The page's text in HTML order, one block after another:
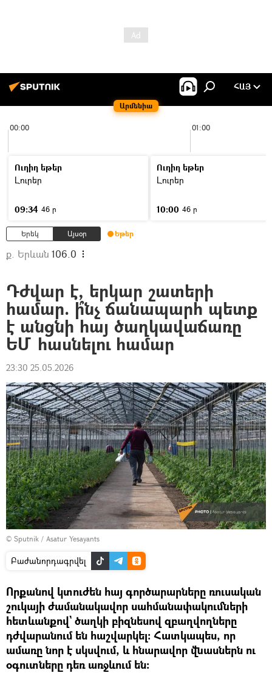
Արմենիա
ՀԱՅ
00:00 01:00
Ուղիղ եթեր
Լուրեր
09:34 46 ր
Ուղիղ եթեր
Լուրեր
10:00 46 ր
Երեկ Այսօր Եթեր
ք. Երևան 106.0
Դժվար է, երկար շատերի
համար. ի՞նչ ճանապարհ պետք
է անցնի հայ ծաղկավաճառը
ԵՄ հասնելու համար
23:30 25.05.2026
© Sputnik / Asatur Yesayants
Բաժանորդագրվել
Որքանով կտուժեն հայ գործարարները ռուսական
շուկայի ժամանակավոր սահմանափակումների
հետևանքով` ծաղկի բիզնեսով զբաղվողները
դժվարանում են հաշվարկել։ Հատկապես, որ
ամառը նոր է սկսվում, և հնարավոր վնասներն ու
օգուտները դեռ առջևում են։